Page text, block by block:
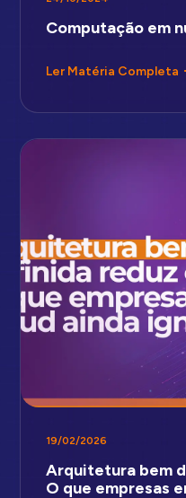
Computação em
Ler Matéria Completa
19/02/2026
Arquitetura bem
O que empresas